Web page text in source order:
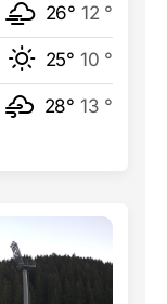
26° 12 °
25° 10 °
28° 13 °